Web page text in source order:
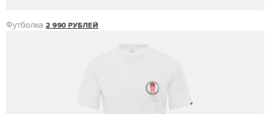
Футболка 2 990 РУБЛЕЙ